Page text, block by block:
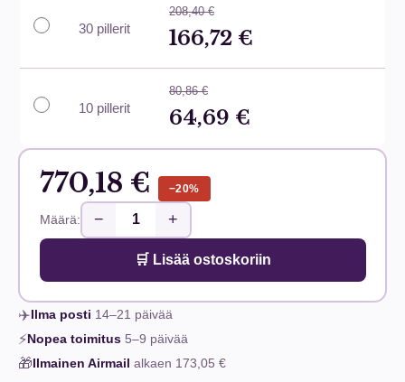
30 pillerit
208,40 €
166,72 €
10 pillerit
80,86 €
64,69 €
770,18 € −20%
Määrä: − +
🛒 Lisää ostoskoriin
✈️Ilma posti 14–21 päivää
⚡Nopea toimitus 5–9 päivää
🎁Ilmainen Airmail alkaen 173,05 €